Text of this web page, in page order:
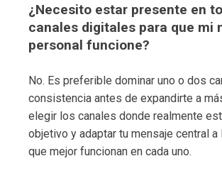
¿Necesito estar presente en
canales digitales para que mi
personal funcione?
No. Es preferible dominar uno o dos
consistencia antes de expandirte a
elegir los canales donde realmente
objetivo y adaptar tu mensaje central
que mejor funcionan en cada uno.